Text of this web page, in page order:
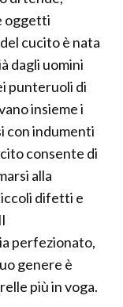
oggetti
cucito è nata
dagli uomini
punteruoli di
insieme i
con indumenti
consente di
alla
difetti e
perfezionato,
genere è
più in voga.